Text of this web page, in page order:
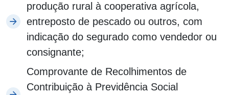
produção rural à cooperativa agrícola,
entreposto de pescado ou outros, com
indicação do segurado como vendedor ou
consignante;
Comprovante de Recolhimentos de
Contribuição à Previdência Social